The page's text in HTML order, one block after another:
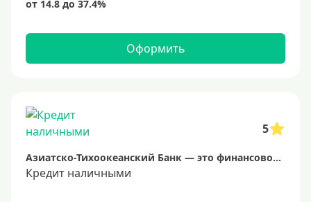
Онлайн заявка
Способы выдачи
Не выходя из дома
С доставкой на дом
Оформить
5
Азиатско-Тихоокеанский Банк — это финансовое учреждение, специализирующееся на обслуживании клиентов в странах Азиатско-Тихоокеанского региона. Банк предлагает широкий спектр услуг, включая кредитование, инвестиции, расчетно-кассовые операции и управление активами. Среди его преимуществ — гибкие условия для бизнеса, поддержка международных транзакций и современные цифровые решения для удобства клиентов. Банк активно развивает партнерские отношения с компаниями и частными лицами, стремясь способствовать экономическому росту в регионе.
Кредит наличными